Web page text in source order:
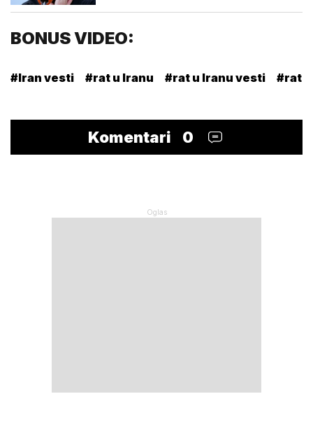
BONUS VIDEO:
#Iran vesti #rat u Iranu #rat u Iranu vesti #rat
Komentari 0